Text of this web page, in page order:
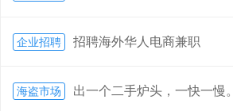
企业招聘 招聘海外华人电商兼职
海盗市场 出一个二手炉头，一快一慢。